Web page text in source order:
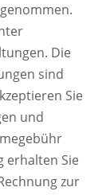
Die
sind
Sie
und
erhalten Sie
zur